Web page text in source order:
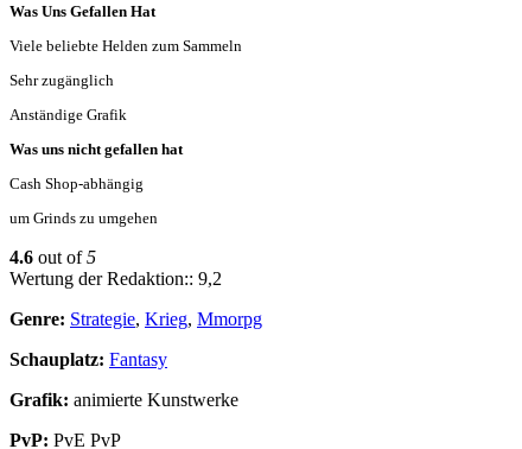
Was Uns Gefallen Hat
Viele beliebte Helden zum Sammeln
Sehr zugänglich
Anständige Grafik
Was uns nicht gefallen hat
Cash Shop-abhängig
um Grinds zu umgehen
4.6 out of5
Wertung der Redaktion:: 9,2
Genre: Strategie, Krieg, Mmorpg
Schauplatz: Fantasy
Grafik: animierte Kunstwerke
PvP: PvE PvP